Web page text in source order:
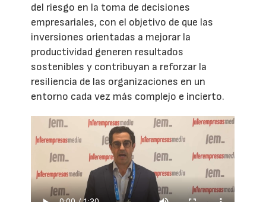
del riesgo en la toma de decisiones
empresariales, con el objetivo de que las
inversiones orientadas a mejorar la
productividad generen resultados
sostenibles y contribuyan a reforzar la
resiliencia de las organizaciones en un
entorno cada vez más complejo e incierto.